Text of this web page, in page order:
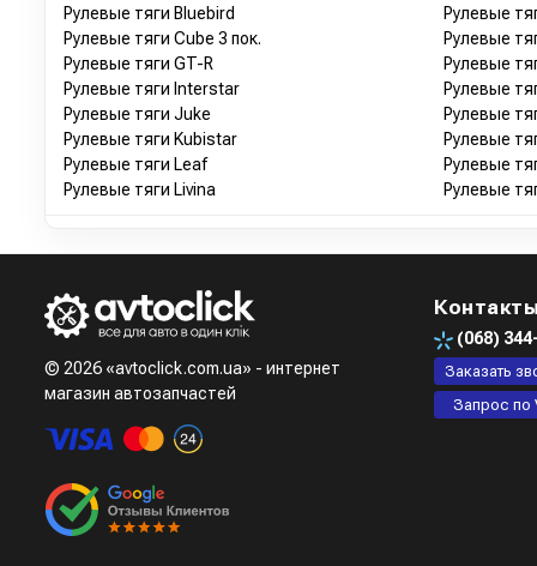
Рулевые тяги Bluebird
Рулевые тяги Cube 3 пок.
Рулевые тяги GT-R
Рулевые тяги Interstar
Рулевые тяги Juke
Рулевые тяги Kubistar
Рулевые тяги Leaf
Рулевые тяги Livina
Рулевые
Рулевые
Рулевые
Рулевые
Рулевые
Рулевые
Рулевые
Рулевые
© 2026 «avtoclick.com.ua» - интернет
магазин автозапчастей
(068)
Заказать
Запрос по